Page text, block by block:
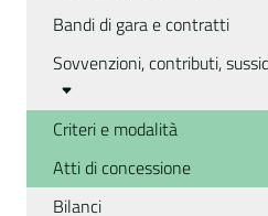
Bandi di gara e contratti
Sovvenzioni, contributi,
Criteri e modalità
Atti di concessione
Bilanci